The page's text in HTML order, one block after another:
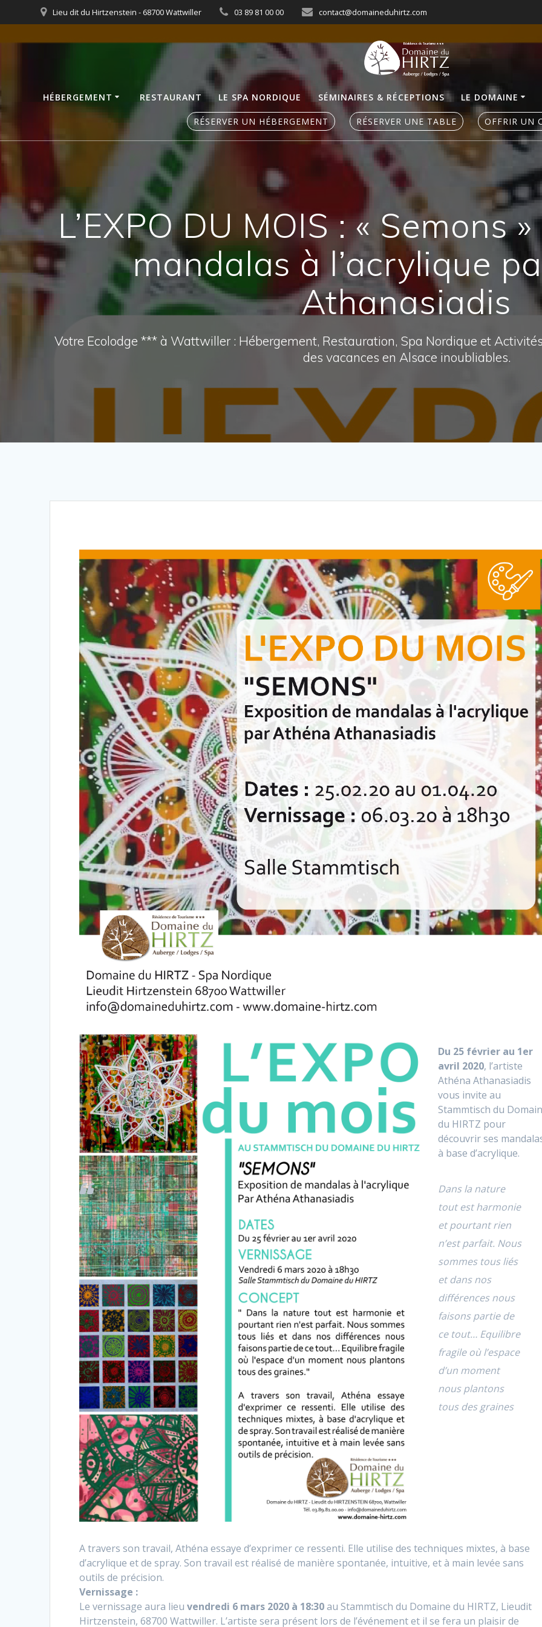
to
Lieu dit du Hirtzenstein - 68700 Wattwiller 03 89 81 00 00 contact@domaineduhirtz.com
HÉBERGEMENT RESTAURANT LE SPA NORDIQUE SÉMINAIRES & RÉCEPTIONS LE DOMAINE
RÉSERVER UN HÉBERGEMENT RÉSERVER UNE TABLE OFFRIR UN
L’EXPO DU MOIS : « Semons
mandalas à l’acrylique
Athanasiadis
Votre Ecolodge *** à Wattwiller : Hébergement, Restauration, Spa Nordique et
des vacances en Alsace inoubliables.
Du 25 février au 1er
avril 2020, l’artiste
Athéna Athanasiadis
vous invite au
Stammtisch du
du HIRTZ pour
découvrir ses
à base d’acrylique.
Dans la nature
tout est harmonie
et pourtant rien
n’est parfait. Nous
sommes tous liés
et dans nos
différences nous
faisons partie de
ce tout… Equilibre
fragile où l’espace
d’un moment
nous plantons
tous des graines
A travers son travail, Athéna essaye d’exprimer ce ressenti. Elle utilise des techniques mixtes, à base
d’acrylique et de spray. Son travail est réalisé de manière spontanée, intuitive, et à main levée sans
outils de précision.
Vernissage :
Le vernissage aura lieuvendredi 6 mars 2020 à 18:30au Stammtisch du Domaine du HIRTZ, Lieudit
Hirtzenstein, 68700 Wattwiller. L’artiste sera présent lors de l’événement et il se fera un plaisir de